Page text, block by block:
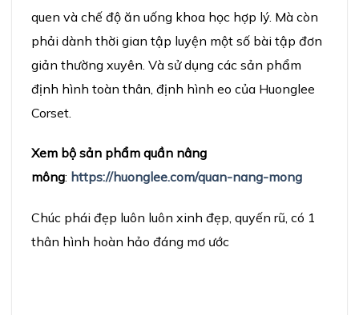
quen và chế độ ăn uống khoa học hợp lý. Mà còn
phải dành thời gian tập luyện một số bài tập đơn
giản thường xuyên. Và sử dụng các sản phẩm
định hình toàn thân, định hình eo của Huonglee
Corset.
Xem bộ sản phẩm quần nâng
mông: https://huonglee.com/quan-nang-mong
Chúc phái đẹp luôn luôn xinh đẹp, quyến rũ, có 1
thân hình hoàn hảo đáng mơ ước